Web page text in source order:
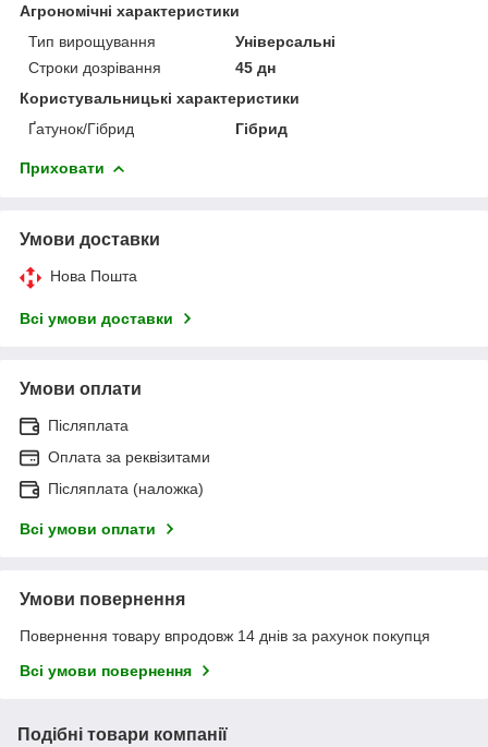
Агрономічні характеристики
Тип вирощування
Універсальні
Строки дозрівання
45 дн
Користувальницькі характеристики
Ґатунок/Гібрид
Гібрид
Приховати
Умови доставки
Нова Пошта
Всі умови доставки
Умови оплати
Післяплата
Оплата за реквізитами
Післяплата (наложка)
Всі умови оплати
Умови повернення
Повернення товару впродовж 14 днів за рахунок покупця
Всі умови повернення
Подібні товари компанії